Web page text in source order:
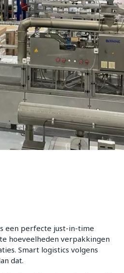
een perfecte just-in-time
hoeveelheden verpakkingen
Smart logistics volgens
dat.